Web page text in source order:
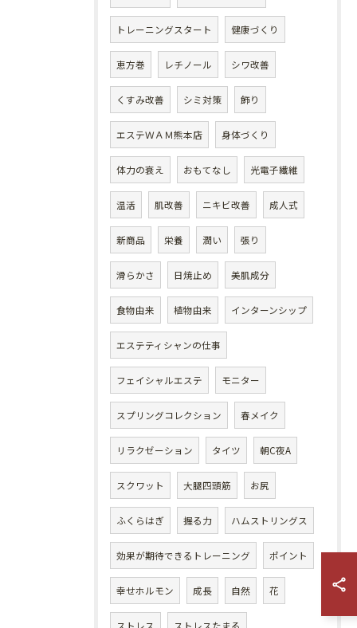
トレーニングスタート 健康づくり
恵方巻 レチノール シワ改善
くすみ改善 シミ対策 飾り
エステＷＡＭ熊本店 身体づくり
体力の衰え おもてなし 光電子繊維
温活 肌改善 ニキビ改善 成人式
新商品 栄養 潤い 張り
滑らかさ 日焼止め 美肌成分
食物由来 植物由来 インターンシップ
エステティシャンの仕事
フェイシャルエステ モニター
スプリングコレクション 春メイク
リラクゼーション タイツ 朝C夜A
スクワット 大腿四頭筋 お尻
ふくらはぎ 握る力 ハムストリングス
効果が期待できるトレーニング ポイント
幸せホルモン 成長 自然 花